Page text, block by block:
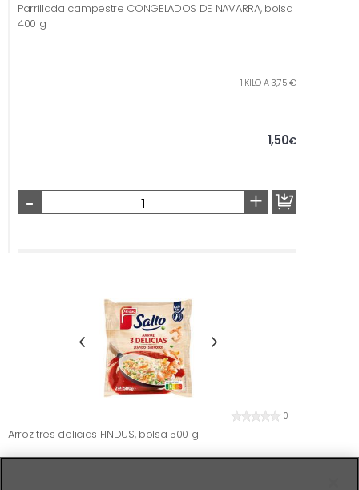
Parrillada campestre CONGELADOS DE NAVARRA, bolsa
400 g
1 KILO A 3,75 €
1,50€
- +
0
Arroz tres delicias FINDUS, bolsa 500 g